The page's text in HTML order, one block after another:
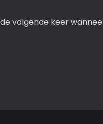
volgende keer